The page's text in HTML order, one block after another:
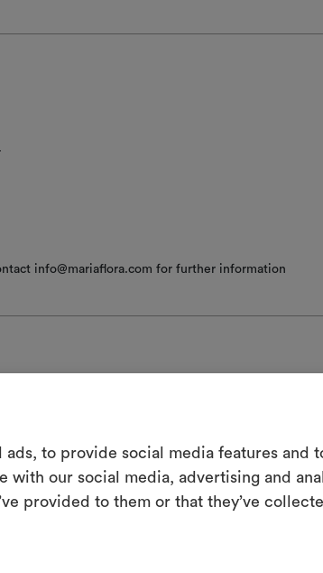
to provide social media features and
with our social media, advertising and
provided to them or that they’ve
info@mariaflora.com for further information
bei einer Temperatur unter 30 °C (Schonwaschgang)
Schonschleudern bei halbvoller Trommel (geringe
Ein
Leben